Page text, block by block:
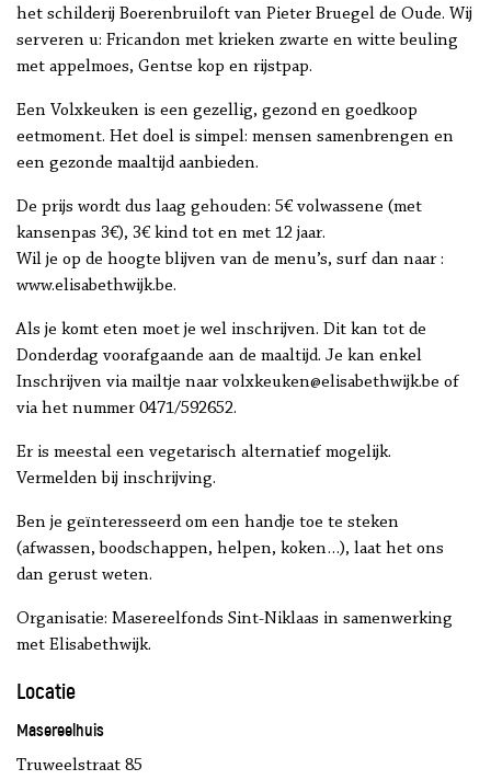
het schilderij Boerenbruiloft van Pieter Bruegel de Oude. Wij
serveren u: Fricandon met krieken zwarte en witte beuling
met appelmoes, Gentse kop en rijstpap.
Een Volxkeuken is een gezellig, gezond en goedkoop
eetmoment. Het doel is simpel: mensen samenbrengen en
een gezonde maaltijd aanbieden.
De prijs wordt dus laag gehouden: 5€ volwassene (met
kansenpas 3€), 3€ kind tot en met 12 jaar.
Wil je op de hoogte blijven van de menu’s, surf dan naar :
www.elisabethwijk.be.
Als je komt eten moet je wel inschrijven. Dit kan tot de
Donderdag voorafgaande aan de maaltijd. Je kan enkel
Inschrijven via mailtje naar volxkeuken@elisabethwijk.be of
via het nummer 0471/592652.
Er is meestal een vegetarisch alternatief mogelijk.
Vermelden bij inschrijving.
Ben je geïnteresseerd om een handje toe te steken
(afwassen, boodschappen, helpen, koken…), laat het ons
dan gerust weten.
Organisatie: Masereelfonds Sint-Niklaas in samenwerking
met Elisabethwijk.
Locatie
Masereelhuis
Truweelstraat 85